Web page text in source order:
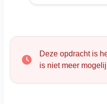
Deze opdracht is
is niet meer